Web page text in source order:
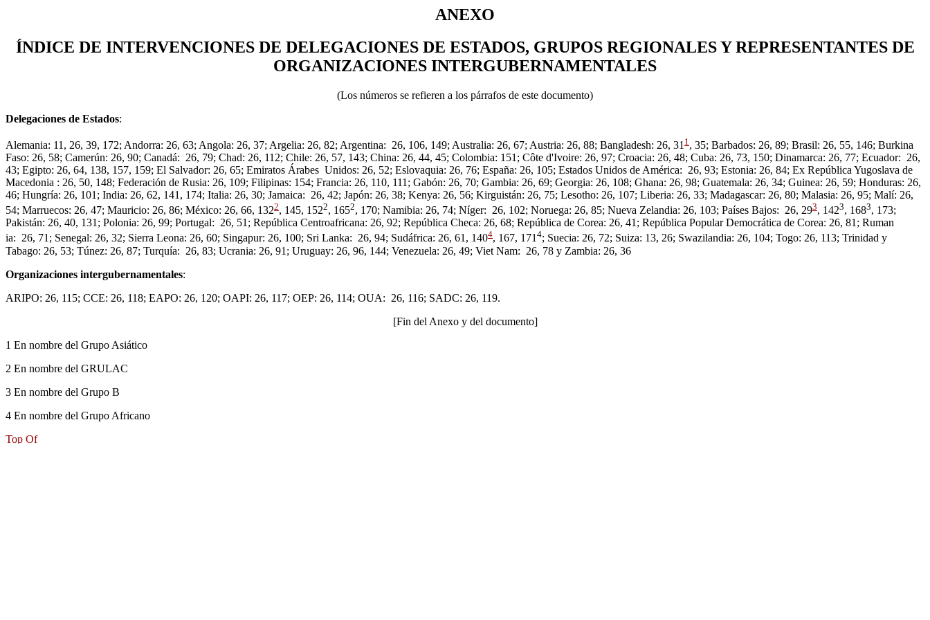
ANEXO
ÍNDICE DE INTERVENCIONES DE DELEGACIONES DE ESTADOS, GRUPOS REGIONALES Y REPRESENTANTES DE
ORGANIZACIONES INTERGUBERNAMENTALES
(Los números se refieren a los párrafos de este documento)
Delegaciones de Estados:
Alemania: 11, 26, 39, 172; Andorra: 26, 63; Angola: 26, 37; Argelia: 26, 82; Argentina: 26, 106, 149; Australia: 26, 67; Austria: 26, 88; Bangladesh: 26, 31 1 , 35; Barbados: 26, 89; Brasil: 26, 55, 146; Burkina
Faso: 26, 58; Camerún: 26, 90; Canadá: 26, 79; Chad: 26, 112; Chile: 26, 57, 143; China: 26, 44, 45; Colombia: 151; Côte d'Ivoire: 26, 97; Croacia: 26, 48; Cuba: 26, 73, 150; Dinamarca: 26, 77; Ecuador: 26,
43; Egipto: 26, 64, 138, 157, 159; El Salvador: 26, 65; Emiratos Árabes Unidos: 26, 52; Eslovaquia: 26, 76; España: 26, 105; Estados Unidos de América: 26, 93; Estonia: 26, 84; Ex República Yugoslava de
Macedonia : 26, 50, 148; Federación de Rusia: 26, 109; Filipinas: 154; Francia: 26, 110, 111; Gabón: 26, 70; Gambia: 26, 69; Georgia: 26, 108; Ghana: 26, 98; Guatemala: 26, 34; Guinea: 26, 59; Honduras: 26,
46; Hungría: 26, 101; India: 26, 62, 141, 174; Italia: 26, 30; Jamaica: 26, 42; Japón: 26, 38; Kenya: 26, 56; Kirguistán: 26, 75; Lesotho: 26, 107; Liberia: 26, 33; Madagascar: 26, 80; Malasia: 26, 95; Malí: 26,
54; Marruecos: 26, 47; Mauricio: 26, 86; México: 26, 66, 1322, 145, 1522, 1652, 170; Namibia: 26, 74; Níger: 26, 102; Noruega: 26, 85; Nueva Zelandia: 26, 103; Países Bajos: 26, 293, 1423, 1683, 173;
Pakistán: 26, 40, 131; Polonia: 26, 99; Portugal: 26, 51; República Centroafricana: 26, 92; República Checa: 26, 68; República de Corea: 26, 41; República Popular Democrática de Corea: 26, 81; Ruman
ia: 26, 71; Senegal: 26, 32; Sierra Leona: 26, 60; Singapur: 26, 100; Sri Lanka: 26, 94; Sudáfrica: 26, 61, 1404, 167, 1714; Suecia: 26, 72; Suiza: 13, 26; Swazilandia: 26, 104; Togo: 26, 113; Trinidad y
Tabago: 26, 53; Túnez: 26, 87; Turquía: 26, 83; Ucrania: 26, 91; Uruguay: 26, 96, 144; Venezuela: 26, 49; Viet Nam: 26, 78 y Zambia: 26, 36
Organizaciones intergubernamentales:
ARIPO: 26, 115; CCE: 26, 118; EAPO: 26, 120; OAPI: 26, 117; OEP: 26, 114; OUA: 26, 116; SADC: 26, 119.
[Fin del Anexo y del documento]
1 En nombre del Grupo Asiático
2 En nombre del GRULAC
3 En nombre del Grupo B
4 En nombre del Grupo Africano